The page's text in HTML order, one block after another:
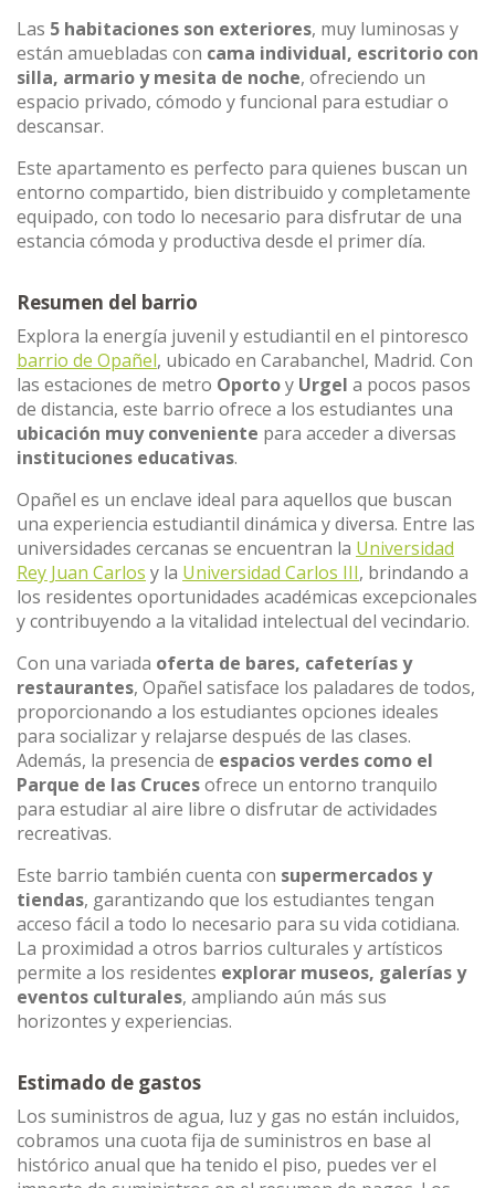
Las 5 habitaciones son exteriores, muy luminosas y
están amuebladas con cama individual, escritorio con
silla, armario y mesita de noche, ofreciendo un
espacio privado, cómodo y funcional para estudiar o
descansar.
Este apartamento es perfecto para quienes buscan un
entorno compartido, bien distribuido y completamente
equipado, con todo lo necesario para disfrutar de una
estancia cómoda y productiva desde el primer día.
Resumen del barrio
Explora la energía juvenil y estudiantil en el pintoresco
barrio de Opañel, ubicado en Carabanchel, Madrid. Con
las estaciones de metro Oportoy Urgel a pocos pasos
de distancia, este barrio ofrece a los estudiantes una
ubicación muy conveniente para acceder a diversas
instituciones educativas.
Opañel es un enclave ideal para aquellos que buscan
una experiencia estudiantil dinámica y diversa. Entre las
universidades cercanas se encuentran la Universidad
Rey Juan Carlos y la Universidad Carlos III, brindando a
los residentes oportunidades académicas excepcionales
y contribuyendo a la vitalidad intelectual del vecindario.
Con una variada oferta de bares, cafeterías y
restaurantes, Opañel satisface los paladares de todos,
proporcionando a los estudiantes opciones ideales
para socializar y relajarse después de las clases.
Además, la presencia de espacios verdes como el
Parque de las Crucesofrece un entorno tranquilo
para estudiar al aire libre o disfrutar de actividades
recreativas.
Este barrio también cuenta con supermercados y
tiendas, garantizando que los estudiantes tengan
acceso fácil a todo lo necesario para su vida cotidiana.
La proximidad a otros barrios culturales y artísticos
permite a los residentes explorar museos, galerías y
eventos culturales, ampliando aún más sus
horizontes y experiencias.
Estimado de gastos
Los suministros de agua, luz y gas no están incluidos,
cobramos una cuota fija de suministros en base al
histórico anual que ha tenido el piso, puedes ver el